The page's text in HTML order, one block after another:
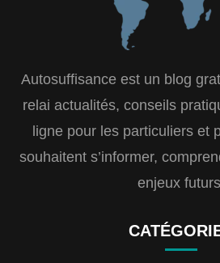
Autosuffisance est un blog
relai actualités, conseils
ligne pour les particuliers et
souhaitent s’informer,
enjeux